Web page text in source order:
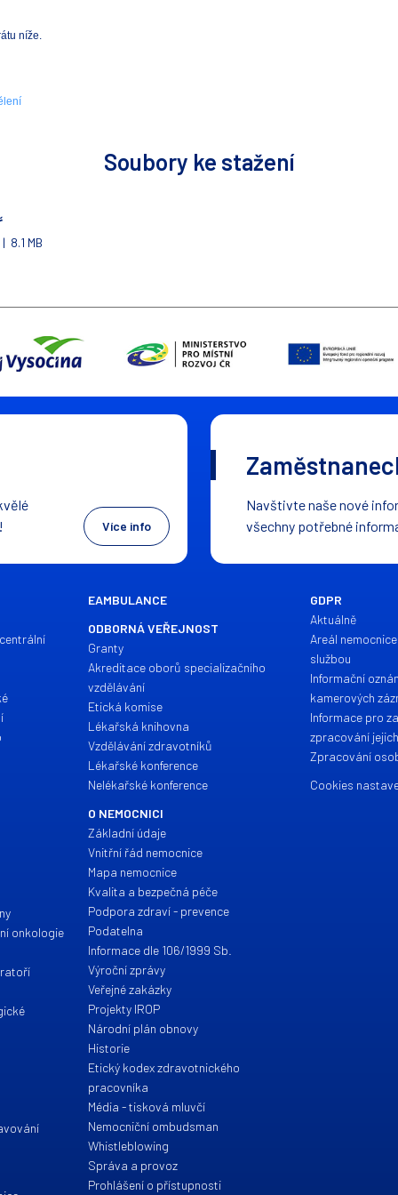
níže.
Soubory ke stažení
MB
Více info
Navštivte naše nové
všechny potřebné
onkologie
EAMBULANCE
ODBORNÁ VEŘEJNOST
Granty
Akreditace oborů specializačního
vzdělávání
Etická komise
Lékařská knihovna
Vzdělávání zdravotníků
Lékařské konference
Nelékařské konference
O NEMOCNICI
Základní údaje
Vnitřní řád nemocnice
Mapa nemocnice
Kvalita a bezpečná péče
Podpora zdraví - prevence
Podatelna
Informace dle 106/1999 Sb.
Výroční zprávy
Veřejné zakázky
Projekty IROP
Národní plán obnovy
Historie
Etický kodex zdravotnického
pracovníka
Média - tisková mluvčí
Nemocniční ombudsman
Whistleblowing
Správa a provoz
Prohlášení o přístupnosti
GDPR
Aktuálně
Areál
službou
Informační
kamerových
Informace pro
zpracování
Zpracování
Cookies